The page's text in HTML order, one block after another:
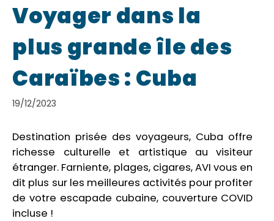
Voyager dans la
plus grande île des
Caraïbes : Cuba
19/12/2023
Destination prisée des voyageurs, Cuba offre
richesse culturelle et artistique au visiteur
étranger. Farniente, plages, cigares, AVI vous en
dit plus sur les meilleures activités pour profiter
de votre escapade cubaine, couverture COVID
incluse !